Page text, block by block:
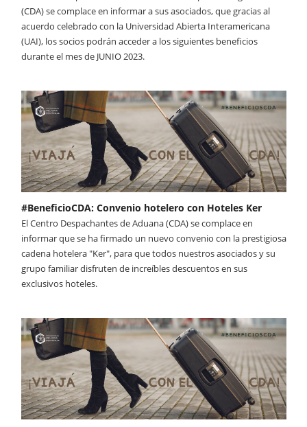
(CDA) se complace en informar a sus asociados, que gracias al
acuerdo celebrado con la Universidad Abierta Interamericana
(UAI), los socios podrán acceder a los siguientes beneficios
durante el mes de JUNIO 2023.
#BeneficioCDA: Convenio hotelero con Hoteles Ker
El Centro Despachantes de Aduana (CDA) se complace en
informar que se ha firmado un nuevo convenio con la prestigiosa
cadena hotelera "Ker", para que todos nuestros asociados y su
grupo familiar disfruten de increíbles descuentos en sus
exclusivos hoteles.